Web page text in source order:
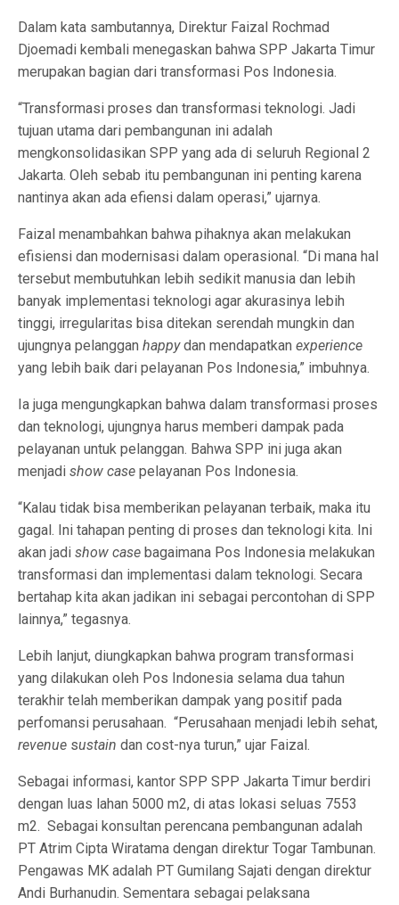
Dalam kata sambutannya, Direktur Faizal Rochmad
Djoemadi kembali menegaskan bahwa SPP Jakarta Timur
merupakan bagian dari transformasi Pos Indonesia.
“Transformasi proses dan transformasi teknologi. Jadi
tujuan utama dari pembangunan ini adalah
mengkonsolidasikan SPP yang ada di seluruh Regional 2
Jakarta. Oleh sebab itu pembangunan ini penting karena
nantinya akan ada efiensi dalam operasi,” ujarnya.
Faizal menambahkan bahwa pihaknya akan melakukan
efisiensi dan modernisasi dalam operasional. “Di mana hal
tersebut membutuhkan lebih sedikit manusia dan lebih
banyak implementasi teknologi agar akurasinya lebih
tinggi, irregularitas bisa ditekan serendah mungkin dan
ujungnya pelanggan happydan mendapatkan experience
yang lebih baik dari pelayanan Pos Indonesia,” imbuhnya.
Ia juga mengungkapkan bahwa dalam transformasi proses
dan teknologi, ujungnya harus memberi dampak pada
pelayanan untuk pelanggan. Bahwa SPP ini juga akan
menjadi show case pelayanan Pos Indonesia.
“Kalau tidak bisa memberikan pelayanan terbaik, maka itu
gagal. Ini tahapan penting di proses dan teknologi kita. Ini
akan jadi show case bagaimana Pos Indonesia melakukan
transformasi dan implementasi dalam teknologi. Secara
bertahap kita akan jadikan ini sebagai percontohan di SPP
lainnya,” tegasnya.
Lebih lanjut, diungkapkan bahwa program transformasi
yang dilakukan oleh Pos Indonesia selama dua tahun
terakhir telah memberikan dampak yang positif pada
perfomansi perusahaan. “Perusahaan menjadi lebih sehat,
revenue sustain dan cost-nya turun,” ujar Faizal.
Sebagai informasi, kantor SPP SPP Jakarta Timur berdiri
dengan luas lahan 5000 m2, di atas lokasi seluas 7553
m2. Sebagai konsultan perencana pembangunan adalah
PT Atrim Cipta Wiratama dengan direktur Togar Tambunan.
Pengawas MK adalah PT Gumilang Sajati dengan direktur
Andi Burhanudin. Sementara sebagai pelaksana